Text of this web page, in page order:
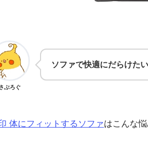
ぶろぐ
ソファで快適にだらけた
体にフィットするソファはこんな